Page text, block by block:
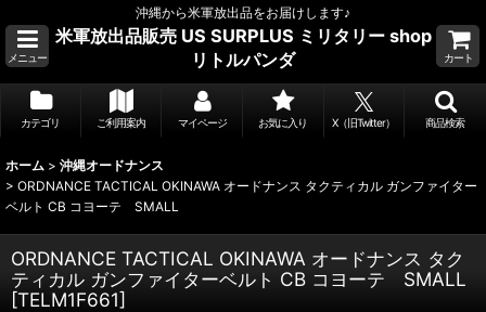
沖縄から米軍放出品をお届けします♪
メニュー
米軍放出品販売 US SURPLUS ミリタリー shop
リトルパンダ
カート
カテゴリ ご利用案内 マイページ お気に入り X（旧Twitter） 商品検索
ホーム > 沖縄オードナンス
> ORDNANCE TACTICAL OKINAWA オードナンス タクティカル ガンファイター
ベルト CB コヨーテ SMALL
ORDNANCE TACTICAL OKINAWA オードナンス タク
ティカル ガンファイターベルト CB コヨーテ SMALL
[TELM1F661]